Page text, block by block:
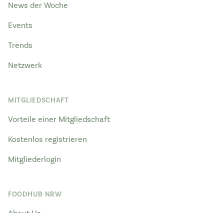
News der Woche
Events
Trends
Netzwerk
MITGLIEDSCHAFT
Vorteile einer Mitgliedschaft
Kostenlos registrieren
Mitgliederlogin
FOODHUB NRW